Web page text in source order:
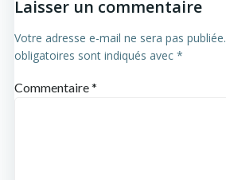
Laisser un commentaire
Votre adresse e-mail ne sera pas publiée.
obligatoires sont indiqués avec *
Commentaire*